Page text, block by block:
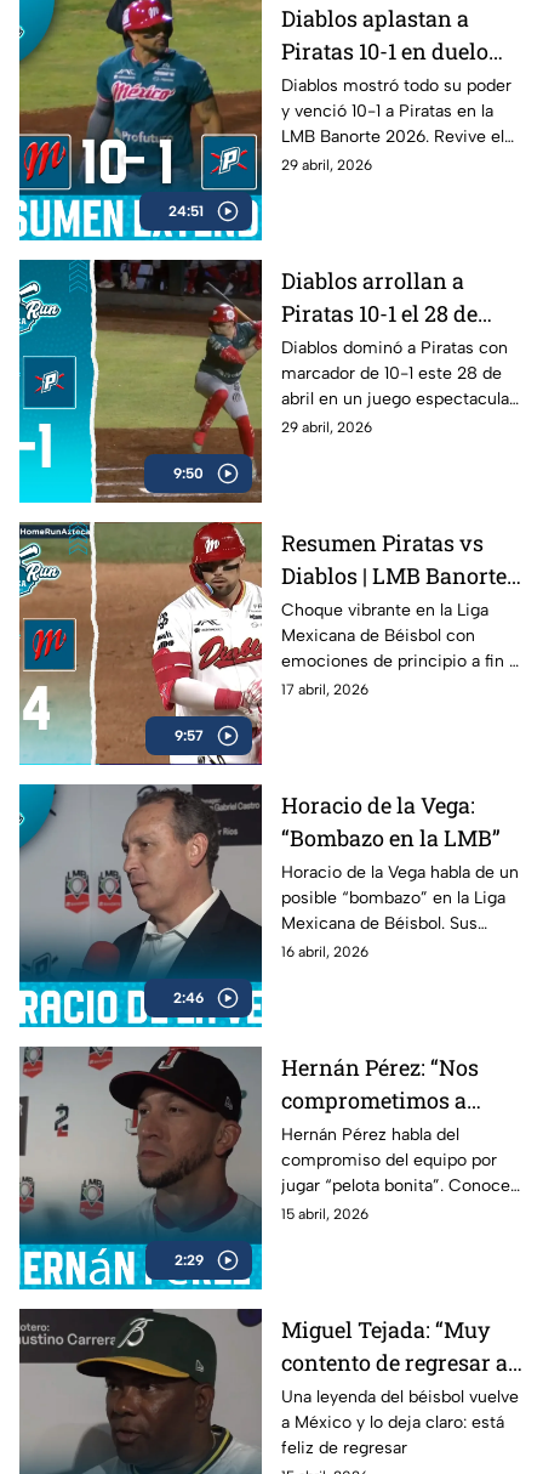
24:51
Diablos aplastan a
Piratas 10-1 en duelo
dominante de la LMB
Banorte 2026
Diablos mostró todo su poder
y venció 10-1 a Piratas en la
LMB Banorte 2026. Revive el
resumen extendido del juego
29 abril, 2026
9:50
Diablos arrollan a
Piratas 10-1 el 28 de
abril | Home Run
Azteca
Diablos dominó a Piratas con
marcador de 10-1 este 28 de
abril en un juego espectacular .
Mira el resumen completo.
29 abril, 2026
9:57
Resumen Piratas vs
Diablos | LMB Banorte
2026 | 16 de abril de
2026
Choque vibrante en la Liga
Mexicana de Béisbol con
emociones de principio a fin ⚾
🔥
17 abril, 2026
2:46
Horacio de la Vega:
“Bombazo en la LMB”
Horacio de la Vega habla de un
posible “bombazo” en la Liga
Mexicana de Béisbol. Sus
declaraciones generan
16 abril, 2026
2:29
Hernán Pérez: “Nos
comprometimos a
jugar pelota bonita”
Hernán Pérez habla del
compromiso del equipo por
jugar “pelota bonita”. Conoce
sus declaraciones en esta
15 abril, 2026
Miguel Tejada: “Muy
contento de regresar a
la Liga Mexicana”
Una leyenda del béisbol vuelve
a México y lo deja claro: está
feliz de regresar